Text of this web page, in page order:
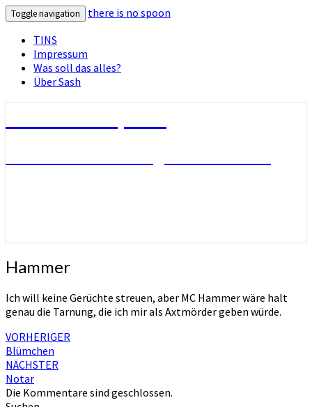
Toggle navigation
there is no spoon
TINS
Impressum
Was soll das alles?
Über Sash
Hammer
Hammer
Ich will keine Gerüchte streuen, aber MC Hammer wäre halt
genau die Tarnung, die ich mir als Axtmörder geben würde.
Beitragsnavigation
VORHERIGER
Blümchen
NÄCHSTER
Notar
Die Kommentare sind geschlossen.